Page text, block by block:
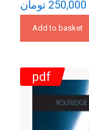
250,000 تومان
Add to basket
pdf